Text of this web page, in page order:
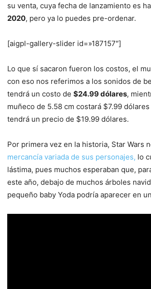
su venta, cuya fecha de lanzamiento es
2020, pero ya lo puedes pre-ordenar.
[aigpl-gallery-slider id=»187157″]
Lo que sí sacaron fueron los costos, el
con eso nos referimos a los sonidos de
tendrá un costo de $24.99 dólares,
muñeco de 5.58 cm costará $7.99 dólares
tendrá un precio de $19.99 dólares.
Por primera vez en la historia, Star Wars
mercancía variada de sus personajes, lo
lástima, pues muchos esperaban que,
este año, debajo de muchos árboles
pequeño baby Yoda podría aparecer en